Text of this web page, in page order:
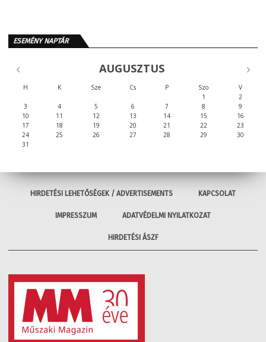
ESEMÉNY NAPTÁR
AUGUSZTUS
H K Sze Cs P Szo
V
1
2
3
4 5 6 7 8
9
10
11 12 13 14 15
16
17
18 19 20 21 22
23
24
25 26 27 28 29
30
31
HIRDETÉSI LEHETŐSÉGEK / ADVERTISEMENTS KAPCSOLAT
IMPRESSZUM ADATVÉDELMI NYILATKOZAT
HIRDETÉSI ÁSZF